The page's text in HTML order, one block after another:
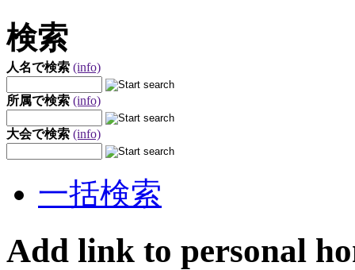
検索
人名で検索 (info)
所属で検索 (info)
大会で検索 (info)
一括検索
Add link to personal